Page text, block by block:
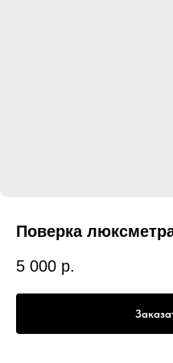
Поверка
5 000 р.